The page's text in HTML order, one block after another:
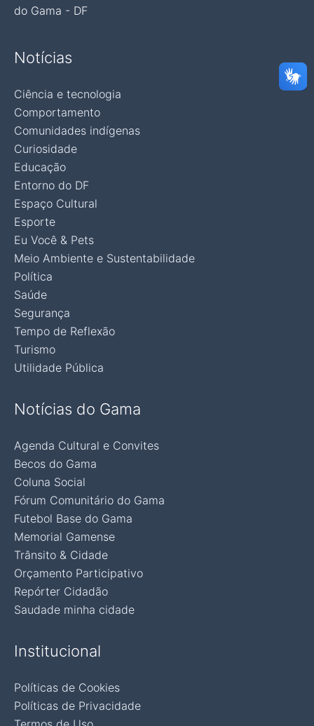
do Gama - DF
Notícias
Ciência e tecnologia
Comportamento
Comunidades indígenas
Curiosidade
Educação
Entorno do DF
Espaço Cultural
Esporte
Eu Você & Pets
Meio Ambiente e Sustentabilidade
Política
Saúde
Segurança
Tempo de Reflexão
Turismo
Utilidade Pública
Notícias do Gama
Agenda Cultural e Convites
Becos do Gama
Coluna Social
Fórum Comunitário do Gama
Futebol Base do Gama
Memorial Gamense
Trânsito & Cidade
Orçamento Participativo
Repórter Cidadão
Saudade minha cidade
Institucional
Políticas de Cookies
Políticas de Privacidade